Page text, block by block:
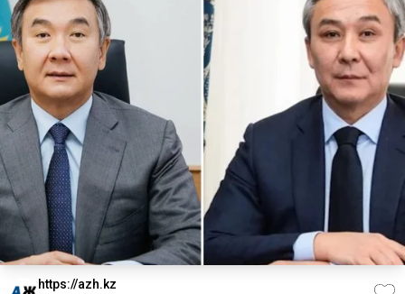
https://azh.kz